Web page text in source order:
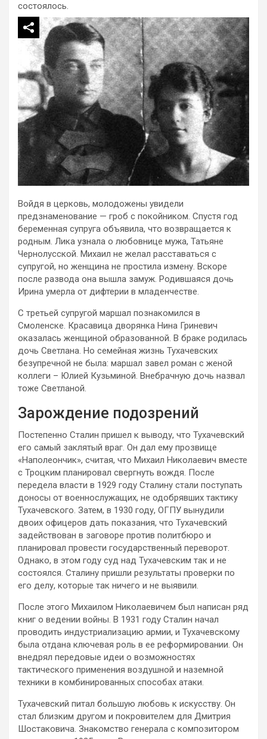
состоялось.
Войдя в церковь, молодожены увидели
предзнаменование — гроб с покойником. Спустя год
беременная супруга объявила, что возвращается к
родным. Лика узнала о любовнице мужа, Татьяне
Чернолусской. Михаил не желал расставаться с
супругой, но женщина не простила измену. Вскоре
после развода она вышла замуж. Родившаяся дочь
Ирина умерла от дифтерии в младенчестве.
С третьей супругой маршал познакомился в
Смоленске. Красавица дворянка Нина Гриневич
оказалась женщиной образованной. В браке родилась
дочь Светлана. Но семейная жизнь Тухачевских
безупречной не была: маршал завел роман с женой
коллеги – Юлией Кузьминой. Внебрачную дочь назвал
тоже Светланой.
Зарождение подозрений
Постепенно Сталин пришел к выводу, что Тухачевский
его самый заклятый враг. Он дал ему прозвище
«Наполеончик», считая, что Михаил Николаевич вместе
с Троцким планировал свергнуть вождя. После
передела власти в 1929 году Сталину стали поступать
доносы от военнослужащих, не одобрявших тактику
Тухачевского. Затем, в 1930 году, ОГПУ вынудили
двоих офицеров дать показания, что Тухачевский
задействован в заговоре против политбюро и
планировал провести государственный переворот.
Однако, в этом году суд над Тухачевским так и не
состоялся. Сталину пришли результаты проверки по
его делу, которые так ничего и не выявили.
После этого Михаилом Николаевичем был написан ряд
книг о ведении войны. В 1931 году Сталин начал
проводить индустриализацию армии, и Тухачевскому
была отдана ключевая роль в ее реформировании. Он
внедрял передовые идеи о возможностях
тактического применения воздушной и наземной
техники в комбинированных способах атаки.
Тухачевский питал большую любовь к искусству. Он
стал близким другом и покровителем для Дмитрия
Шостаковича. Знакомство генерала с композитором